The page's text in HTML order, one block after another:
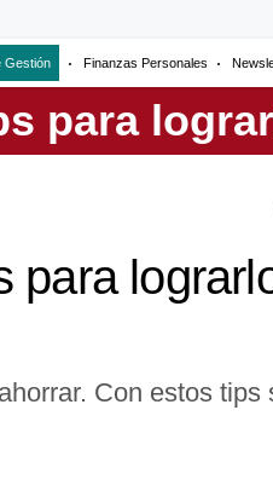
Gestión Finanzas Personales
para
Con estos